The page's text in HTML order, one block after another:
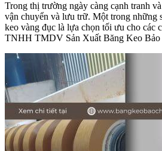
Trong thị trường ngày càng cạnh tranh
vận chuyển và lưu trữ. Một trong những
keo vàng đục là lựa chọn tối ưu cho các
TNHH TMDV Sản Xuất Băng Keo Bảo